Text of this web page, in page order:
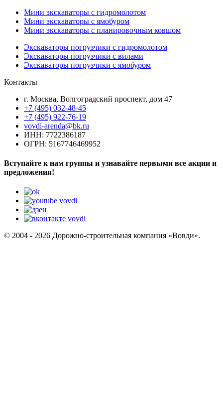
Мини экскаваторы с гидромолотом
Мини экскаваторы с ямобуром
Мини экскаваторы с планировочным ковшом
Экскаваторы погрузчики с гидромолотом
Экскаваторы погрузчики с вилами
Экскаваторы погрузчики с ямобуром
Контакты
г. Москва, Волгоградский проспект, дом 47
+7 (495) 032-48-45
+7 (495) 922-76-19
vovdi-arenda@bk.ru
ИНН: 7722386187
ОГРН: 5167746469952
Вступайте к нам группы и узнавайте первыми все акции и
предложения!
© 2004 - 2026 Дорожно-строительная компания «Вовди».